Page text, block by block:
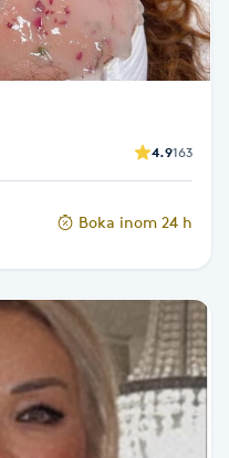
4.9163
Boka inom 24 h